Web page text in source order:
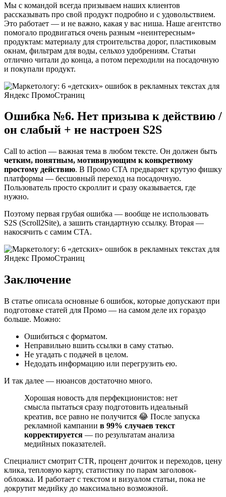
Мы с командой всегда призываем наших клиентов
рассказывать про свой продукт подробно и с удовольствием.
Это работает — и не важно, какая у вас ниша. Наше агентство
помогало продвигаться очень разным «неинтересным»
продуктам: материалу для строительства дорог, пластиковым
окнам, фильтрам для воды, сельхоз удобрениям. Статьи
отлично читали до конца, а потом переходили на посадочную
и покупали продукт.
Ошибка №6. Нет призыва к действию /
он слабый + не настроен S2S
Call to action — важная тема в любом тексте. Он должен быть
четким, понятным, мотивирующим к конкретному
простому действию. В Промо СТА предваряет крутую фишку
платформы — бесшовный переход на посадочную.
Пользователь просто скроллит и сразу оказывается, где
нужно.
Поэтому первая грубая ошибка — вообще не использовать
S2S (Scroll2Site), а зашить стандартную ссылку. Вторая —
накосячить с самим СТА.
Заключение
В статье описала основные 6 ошибок, которые допускают при
подготовке статей для Промо — на самом деле их гораздо
больше. Можно:
Ошибиться с форматом.
Неправильно вшить ссылки в саму статью.
Не угадать с подачей в целом.
Недодать информацию или перегрузить ею.
И так далее — нюансов достаточно много.
Хорошая новость для перфекционистов: нет
смысла пытаться сразу подготовить идеальный
креатив, все равно не получится 😂 После запуска
рекламной кампании в 99% случаев текст
корректируется — по результатам анализа
медийных показателей.
Специалист смотрит CTR, процент дочиток и переходов, цену
клика, тепловую карту, статистику по парам заголовок-
обложка. И работает с текстом и визуалом статьи, пока не
докрутит медийку до максимально возможной.